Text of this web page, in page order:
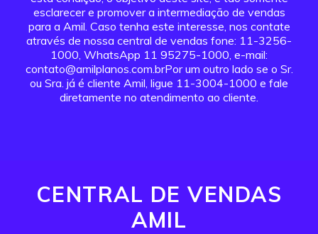
esclarecer e promover a intermediação de vendas
para a Amil. Caso tenha este interesse, nos contate
através de nossa central de vendas fone: 11-3256-
1000, WhatsApp 11 95275-1000, e-mail:
contato@amilplanos.com.brPor um outro lado se o Sr.
ou Sra. já é cliente Amil, ligue 11-3004-1000 e fale
diretamente no atendimento ao cliente.
CENTRAL DE VENDAS
AMIL